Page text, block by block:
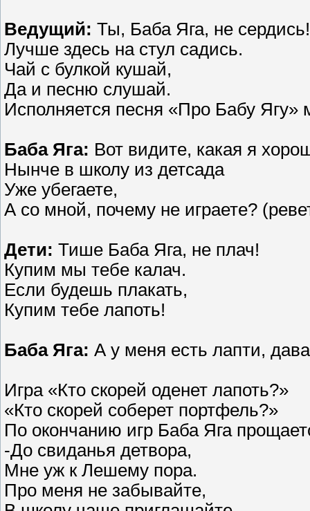
Ведущий: Ты, Баба Яга, не сердись!
Лучше здесь на стул садись.
Чай с булкой кушай,
Да и песню слушай.
Исполняется песня «Про Бабу
Баба Яга: Вот видите, какая я
Нынче в школу из детсада
Уже убегаете,
А со мной, почему не играете?
Дети: Тише Баба Яга, не плач!
Купим мы тебе калач.
Если будешь плакать,
Купим тебе лапоть!
Баба Яга: А у меня есть лапти,
Игра «Кто скорей оденет лапоть?»
«Кто скорей соберет портфель?»
По окончанию игр Баба Яга
-До свиданья детвора,
Мне уж к Лешему пора.
Про меня не забывайте,